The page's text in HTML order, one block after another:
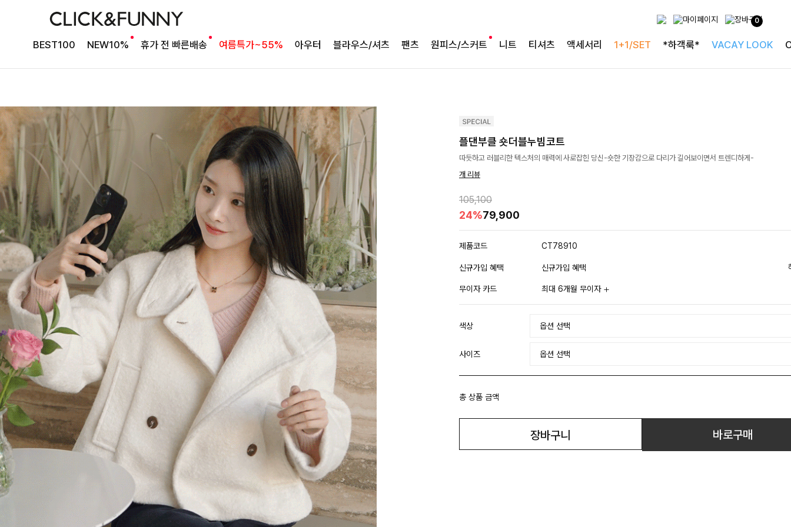
0
BEST100 NEW10% 휴가 전 빠른배송 여름특가~55% 아우터 블라우스/셔츠 팬츠 원피스/스커트 니트 티셔츠 액세서리 1+1/SET *하객룩* VACAY LOOK
플댄부클 숏더블누빔코트
따듯하고 러블리한 텍스처의 매력에 사로잡힌 당신-숏한 기장감으로 다리가 길어보이면서 트렌디하게-
개 리뷰
105,100
24%79,900
제품코드 CT78910
신규가입 혜택 신규가입 혜택
무이자 카드 최대 6개월 무이자
색상
사이즈
총 상품 금액
장바구니 바로구매